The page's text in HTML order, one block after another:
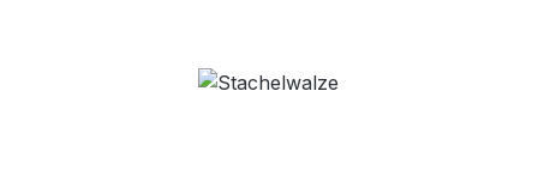
Bildergalerie überspringen